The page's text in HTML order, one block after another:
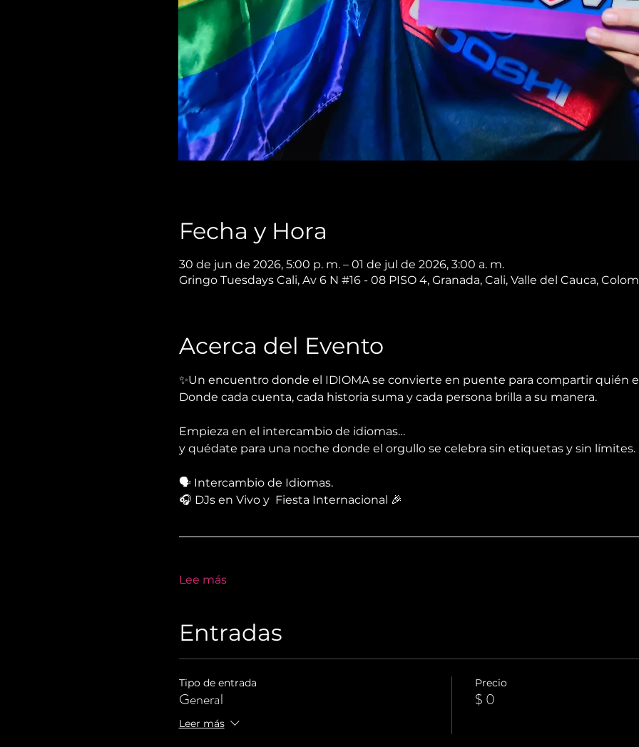
Fecha y Hora
30 de jun de 2026, 5:00 p. m. – 01 de jul de 2026, 3:00 a. m.
Gringo Tuesdays Cali, Av 6 N #16 - 08 PISO 4, Granada, Cali, Valle del Cauca,
Acerca del Evento
✨Un encuentro donde el IDIOMA se convierte en puente para compartir quién
Donde cada cuenta, cada historia suma y cada persona brilla a su manera.
Empieza en el intercambio de idiomas…
y quédate para una noche donde el orgullo se celebra sin etiquetas y sin límites.
🗣 Intercambio de Idiomas.
🎧 DJs en Vivo y  Fiesta Internacional 🎉
Lee más
Entradas
Tipo de entrada
General
Leer más
Precio
$ 0